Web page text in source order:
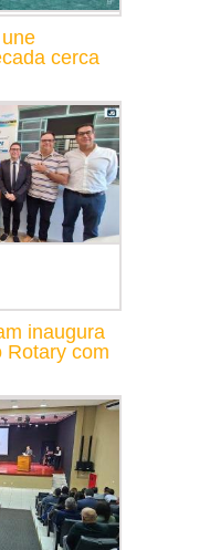
cerca
inaugura
Rotary com